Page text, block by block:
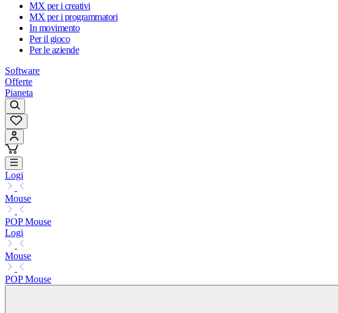
MX per i creativi
MX per i programmatori
In movimento
Per il gioco
Per le aziende
Software
Offerte
Pianeta
Logi
Mouse
POP Mouse
Logi
Mouse
POP Mouse